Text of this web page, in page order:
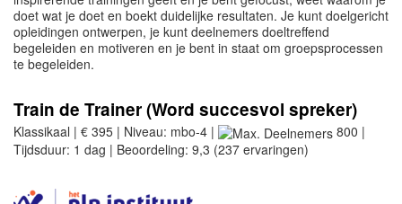
doet wat je doet en boekt duidelijke resultaten. Je kunt doelgericht
opleidingen ontwerpen, je kunt deelnemers doeltreffend
begeleiden en motiveren en je bent in staat om groepsprocessen
te begeleiden.
Train de Trainer (Word succesvol spreker)
Klassikaal | € 395 | Niveau: mbo-4 |
800 |
Tijdsduur: 1 dag | Beoordeling: 9,3 (237 ervaringen)